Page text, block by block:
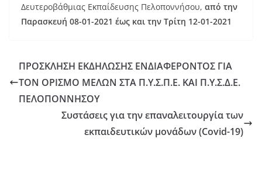
Δευτεροβάθμιας Εκπαίδευσης Πελοποννήσου, από την
Παρασκευή 08-01-2021 έως και την Τρίτη 12-01-2021
ΠΡΟΣΚΛΗΣΗ ΕΚΔΗΛΩΣΗΣ ΕΝΔΙΑΦΕΡΟΝΤΟΣ ΓΙΑ
ΤΟΝ ΟΡΙΣΜΟ ΜΕΛΩΝ ΣΤΑ Π.Υ.Σ.Π.Ε. ΚΑΙ Π.Υ.Σ.Δ.Ε.
ΠΕΛΟΠΟΝΝΗΣΟΥ
Συστάσεις για την επαναλειτουργία των
εκπαιδευτικών μονάδων (Covid-19)